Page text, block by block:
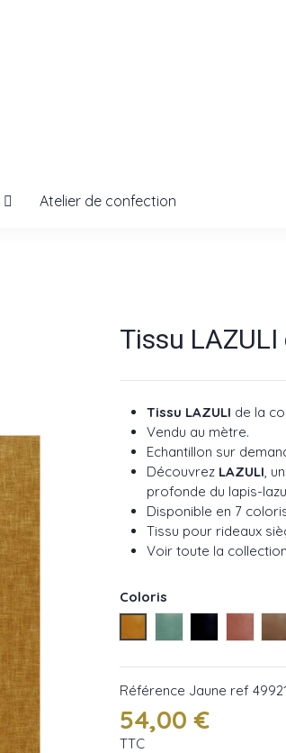
Atelier de confection
Tissu
Tissu LAZULI de la
Vendu au mètre.
Echantillon sur
Découvrez LAZULI,
profonde du lapis-
Disponible en 7
Tissu pour rideaux
Voir toute la collection
Coloris
Jaune ref 49921321
Celadon ref
Encre refRose
Référence Jaune ref
54,00 €
TTC